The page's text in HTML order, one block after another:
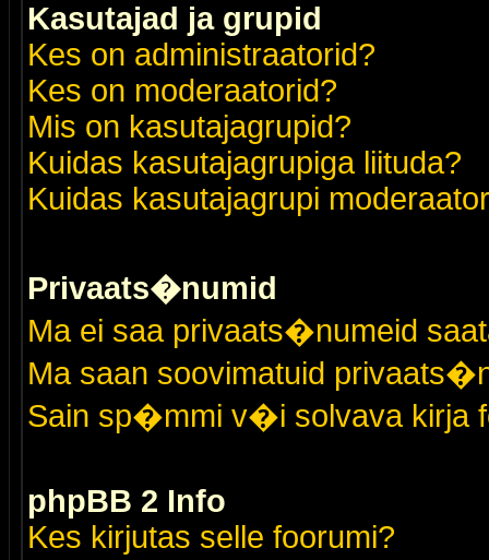
Kasutajad ja grupid
Kes on administraatorid?
Kes on moderaatorid?
Mis on kasutajagrupid?
Kuidas kasutajagrupiga liituda?
Kuidas kasutajagrupi
Privaats�numid
Ma ei saa privaats�numeid
Ma saan soovimatuid
Sain sp�mmi v�i solvava kirja
phpBB 2 Info
Kes kirjutas selle foorumi?